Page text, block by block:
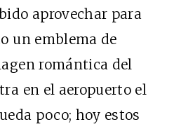
aprovechar para
un emblema de
romántica del
en el aeropuerto el
poco; hoy estos